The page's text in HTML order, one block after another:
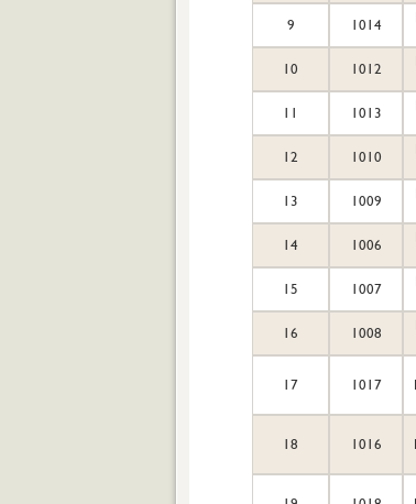
9 1014
10 1012
11 1013
12 1010
13 1009
14 1006
15 1007
16 1008
17 1017
18 1016